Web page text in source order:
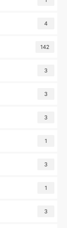
4
142
3
3
3
1
3
1
3